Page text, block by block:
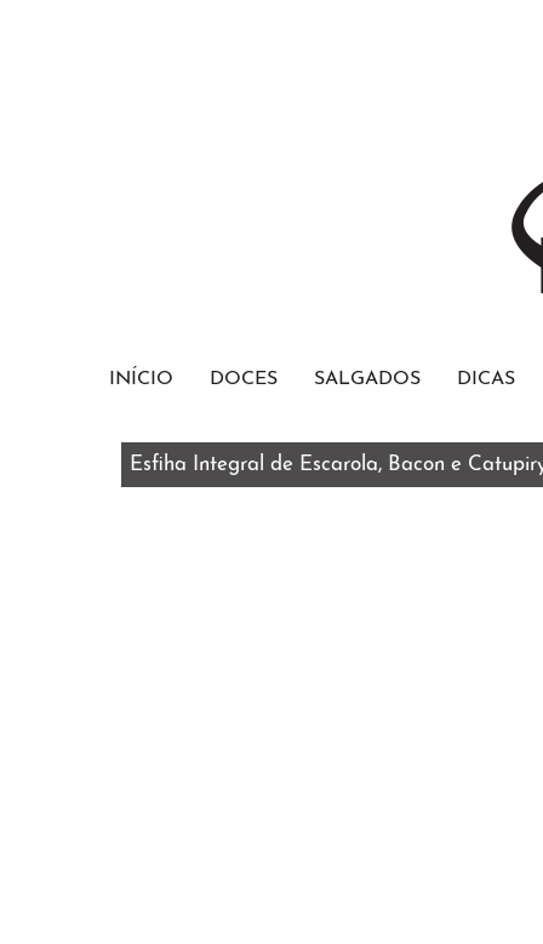
INÍCIO DOCES SALGADOS DICAS
Esfiha Integral de Escarola, Bacon e